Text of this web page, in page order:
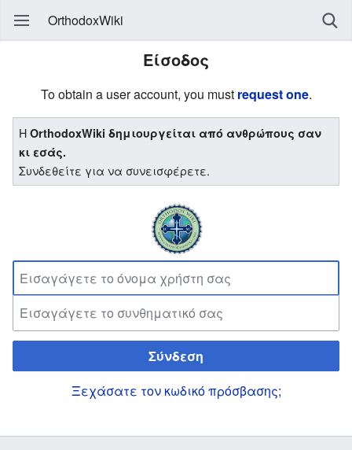
OrthodoxWiki
Είσοδος
To obtain a user account, you must request one.
ΗOrthodoxWiki δημιουργείται από ανθρώπους σαν
κι εσάς.
Συνδεθείτε για να συνεισφέρετε.
Σύνδεση
Ξεχάσατε τον κωδικό πρόσβασης;